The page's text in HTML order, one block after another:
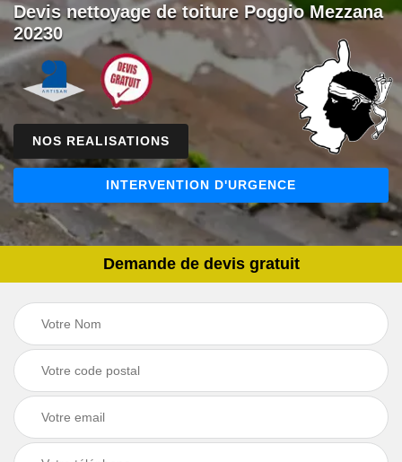
Devis nettoyage de toiture Poggio Mezzana
20230
NOS REALISATIONS
INTERVENTION D'URGENCE
Demande de devis gratuit